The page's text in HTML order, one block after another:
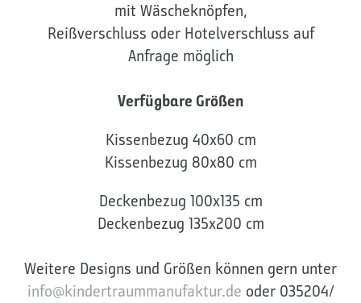
mit Wäscheknöpfen,
Reißverschluss oder Hotelverschluss auf
Anfrage möglich
Verfügbare Größen
Kissenbezug 40x60 cm
Kissenbezug 80x80 cm
Deckenbezug 100x135 cm
Deckenbezug 135x200 cm
Weitere Designs und Größen können gern unter
info@kindertraummanufaktur.de oder 035204/